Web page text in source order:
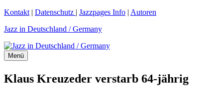
Zum
springen
Kontakt | Datenschutz | Jazzpages Info | Autoren
Jazz in Deutschland / Germany
Menü
Klaus Kreuzeder verstarb 64-jährig